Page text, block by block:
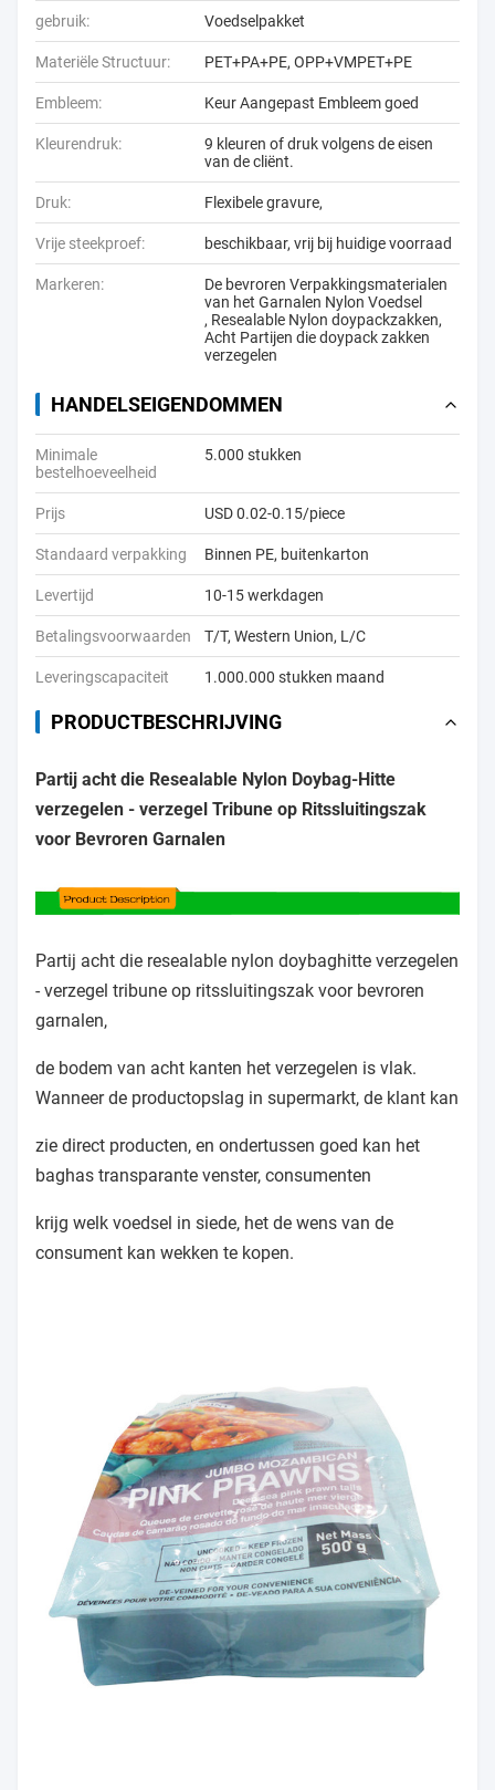
gebruik: Voedselpakket
Materiële Structuur: PET+PA+PE, OPP+VMPET+PE
Embleem: Keur Aangepast Embleem goed
Kleurendruk:
9 kleuren of druk volgens de eisen
van de cliënt.
Druk: Flexibele gravure,
Vrije steekproef: beschikbaar, vrij bij huidige voorraad
Markeren:
De bevroren Verpakkingsmaterialen
van het Garnalen Nylon Voedsel
, Resealable Nylon doypackzakken,
Acht Partijen die doypack zakken
verzegelen
HANDELSEIGENDOMMEN
Minimale
bestelhoeveelheid
5.000 stukken
Prijs USD 0.02-0.15/piece
Standaard verpakking Binnen PE, buitenkarton
Levertijd 10-15 werkdagen
Betalingsvoorwaarden T/T, Western Union, L/C
Leveringscapaciteit 1.000.000 stukken maand
PRODUCTBESCHRIJVING
Partij acht die Resealable Nylon Doybag-Hitte
verzegelen - verzegel Tribune op Ritssluitingszak
voor Bevroren Garnalen
Partij acht die resealable nylon doybaghitte verzegelen
- verzegel tribune op ritssluitingszak voor bevroren
garnalen,
de bodem van acht kanten het verzegelen is vlak.
Wanneer de productopslag in supermarkt, de klant kan
zie direct producten, en ondertussen goed kan het
baghas transparante venster, consumenten
krijg welk voedsel in siede, het de wens van de
consument kan wekken te kopen.